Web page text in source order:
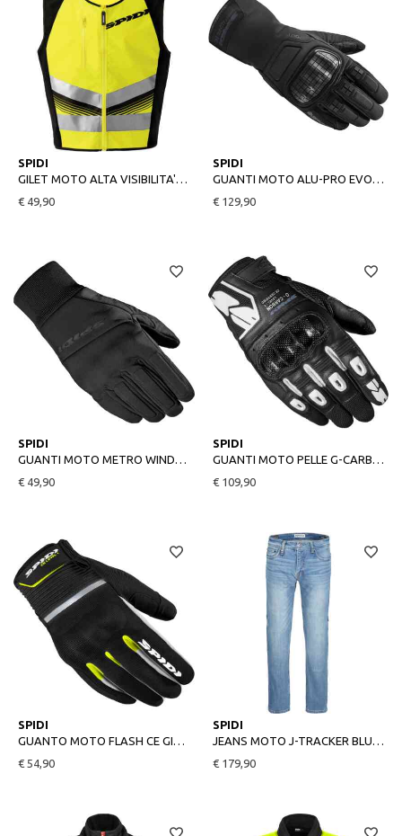
S L
SPIDI
€ 49,90
M L
SPIDI
€ 129,90
S L
SPIDI
GUANTI MOTO METRO WINDOUT NERO
€ 49,90
M L
SPIDI
GUANTI MOTO PELLE G-CARBON NERO/BIANCO
€ 109,90
M L
SPIDI
€ 54,90
36 40
SPIDI
€ 179,90